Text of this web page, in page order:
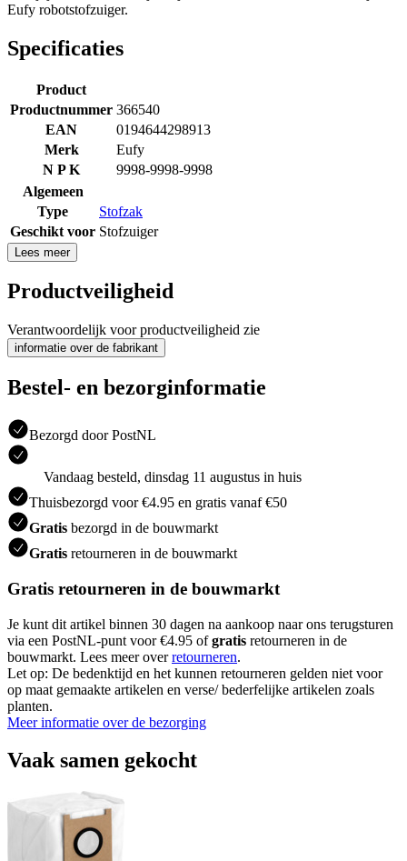
Eufy robotstofzuiger.
Specificaties
Product
Productnummer 366540
EAN
0194644298913
Merk
Eufy
N P K
9998-9998-9998
Algemeen
Type
Stofzak
Geschikt voor Stofzuiger
Lees meer
Productveiligheid
Verantwoordelijk voor productveiligheid zie
informatie over de fabrikant
Bestel- en bezorginformatie
Bezorgd door PostNL
Vandaag besteld, dinsdag 11 augustus in huis
Thuisbezorgd voor €4.95 en gratis vanaf €50
Gratis bezorgd in de bouwmarkt
Gratis retourneren in de bouwmarkt
Gratis retourneren in de bouwmarkt
Je kunt dit artikel binnen 30 dagen na aankoop naar ons terugsturen
via een PostNL-punt voor €4.95 ofgratis retourneren in de
bouwmarkt. Lees meer overretourneren.
Let op: De bedenktijd en het kunnen retourneren gelden niet voor
op maat gemaakte artikelen en verse/ bederfelijke artikelen zoals
planten.
Meer informatie over de bezorging
Vaak samen gekocht